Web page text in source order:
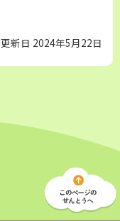
更新日 2024年5月22日